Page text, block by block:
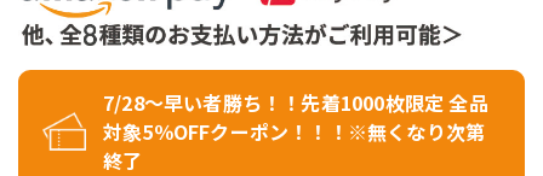
7/28～早い者勝ち！！先着1000枚限定 全品
対象5％OFFクーポン！！！※無くなり次第
終了